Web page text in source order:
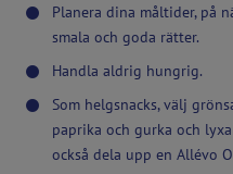
Planera dina måltider, på
smala och goda rätter.
Handla aldrig hungrig.
Som helgsnacks, välj
paprika och gurka och
också dela upp en Allévo